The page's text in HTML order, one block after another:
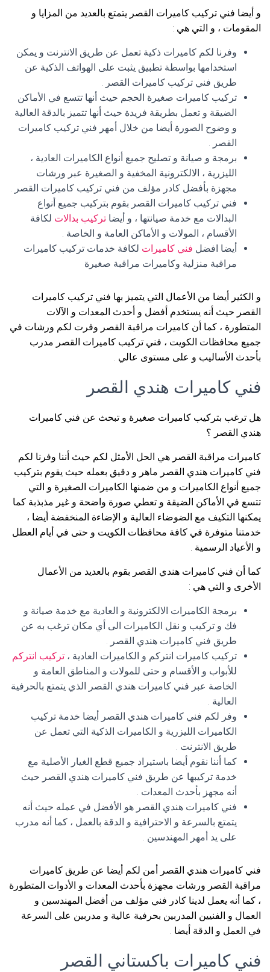
و أيضا فني تركيب كاميرات القصر يتمتع بالعديد من المزايا و
المقومات ، و التي هي :
وفرنا لكم كاميرات ذكية تعمل عن طريق الانترنت و يمكن
استخدامها بواسطة تطبيق يثبت على الهواتف الذكية عن
طريق فني تركيب كاميرات القصر .
تركيب كاميرات صغيرة الحجم حيث أنها تتسع في الأماكن
الضيقة و تعمل بطريقة فريدة حيث أنها تتميز بالدقة العالية
و وضوح الصورة أيضا من خلال أمهر فني تركيب كاميرات
القصر .
برمجة و صيانة و تصليح جميع أنواع الكاميرات العادية ،
الليزرية ، الالكترونية المخفية و الصغيرة عبر ورشات
مجهزة بأفضل كادر مؤلف من فني تركيب كاميرات القصر .
فني تركيب كاميرات القصر بقوم بتركيب جميع أنواع
البدالات مع خدمة صيانتها ، و أيضا تركيب بدالات لكافة
الأقسام ، المولات و الأماكن العامة و الخاصة .
أيضا افضل فني كاميرات لكافة خدمات تركيب كاميرات
مراقبة منزلية وكاميرات مراقبة صغيرة
و الكثير أيضا من الأعمال التي يتميز بها فني تركيب كاميرات
القصر حيث أنه يستخدم أفضل و أحدث المعدات و الآلات
المتطورة ، كما أن كاميرات مراقبة القصر وفرت لكم ورشات في
جميع محافظات الكويت ، فني تركيب كاميرات القصر مدرب
بأحدث الأساليب و على مستوى عالي .
فني كاميرات هندي القصر
هل ترغب بتركيب كاميرات صغيرة و تبحث عن فني كاميرات
هندي القصر ؟
كاميرات مراقبة القصر هي الحل الأمثل لكم حيث أننا وفرنا لكم
فني كاميرات هندي القصر ماهر و دقيق بعمله حيث يقوم بتركيب
جميع أنواع الكاميرات و من ضمنها الكاميرات الصغيرة و التي
تتسع في الأماكن الضيقة و تعطي صورة واضحة و غير مذبذبة كما
يمكنها التكيف مع الضوضاء العالية و الإضاءة المنخفضة أيضا ،
خدمتنا متوفرة في كافة محافظات الكويت و حتى في أيام العطل
و الأعياد الرسمية .
كما أن فني كاميرات هندي القصر بقوم بالعديد من الأعمال
الأخرى و التي هي :
برمجة الكاميرات الالكترونية و العادية مع خدمة صيانة و
فك و تركيب و نقل الكاميرات الى أي مكان ترغب به عن
طريق فني كاميرات هندي القصر .
تركيب كاميرات انتركم و الكاميرات العادية ، تركيب انتركم
للأبواب و الأقسام و حتى للمولات و المناطق العامة و
الخاصة عبر فني كاميرات هندي القصر الذي يتمتع بالحرفية
العالية .
وفر لكم فني كاميرات هندي القصر أيضا خدمة تركيب
الكاميرات الليزرية و الكاميرات الذكية التي تعمل عن
طريق الانترنت .
كما أننا نقوم أيضا باستيراد جميع قطع الغيار الأصلية مع
خدمة تركيبها عن طريق فني كاميرات هندي القصر حيث
أنه مجهز بأحدث المعدات .
فني كاميرات هندي القصر هو الأفضل في عمله حيث أنه
يتمتع بالسرعة و الاحترافية و الدقة بالعمل ، كما أنه مدرب
على يد أمهر المهندسين .
فني كاميرات هندي القصر أمن لكم أيضا عن طريق كاميرات
مراقبة القصر ورشات مجهزة بأحدث المعدات و الأدوات المتطورة
، كما أنه يعمل لدينا كادر فني مؤلف من أفضل المهندسين و
العمال و الفنيين المدربين بحرفية عالية و مدربين على السرعة
في العمل و الدقة أيضا .
فني كاميرات باكستاني القصر